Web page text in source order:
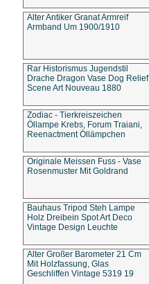
Alter Antiker Granat Armreif
Armband Um 1900/1910
Rar Historismus Jugendstil
Drache Dragon Vase Dog Relief
Scene Art Nouveau 1880
Zodiac - Tierkreiszeichen
Öllampe Krebs, Forum Traiani,
Reenactment Öllämpchen
Originale Meissen Fuss - Vase
Rosenmuster Mit Goldrand
Bauhaus Tripod Steh Lampe
Holz Dreibein Spot Art Deco
Vintage Design Leuchte
Alter Großer Barometer 21 Cm
Mit Holzfassung, Glas
Geschliffen Vintage 5319 19